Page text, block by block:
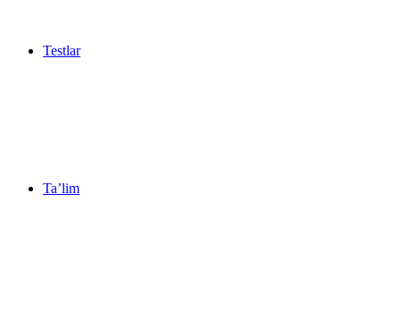
Testlar
Ta’lim